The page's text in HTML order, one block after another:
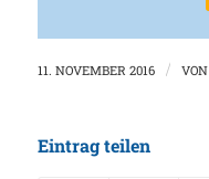
11. NOVEMBER 2016 / VON
Eintrag teilen